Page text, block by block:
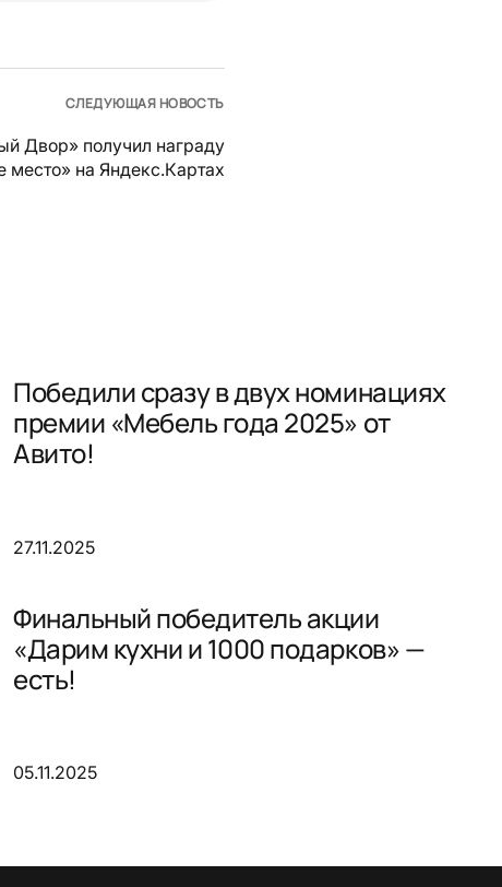
СЛЕДУЮЩАЯ НОВОСТЬ
Двор» получил награду
место» на Яндекс.Картах
Победили сразу в двух номинациях
премии «Мебель года 2025» от
Авито!
27.11.2025
Финальный победитель акции
«Дарим кухни и 1000 подарков» —
есть!
05.11.2025